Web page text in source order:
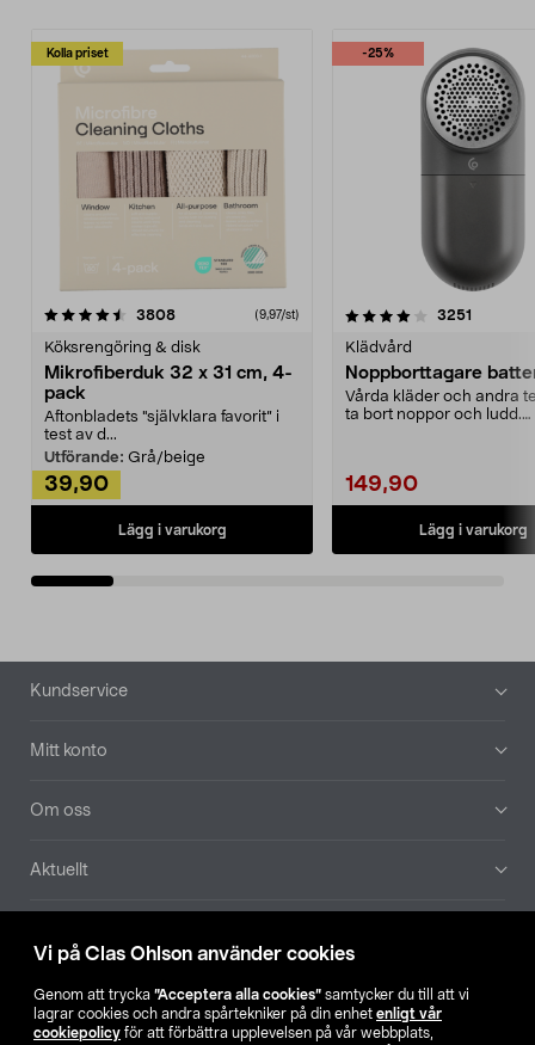
Vi på Clas Ohlson använder cookies
Genom att trycka ”Acceptera alla cookies” samtycker du till att vi
lagrar cookies och andra spårtekniker på din enhet enligt vår
cookiepolicy för att förbättra upplevelsen på vår webbplats,
Kolla priset
3808recensioner (9,97/st)
Köksrengöring & disk
Mikrofiberduk 32 x 31 cm, 4-
pack
Aftonbladets "självklara favorit” i
test av d...
Utförande: Grå/beige
39,90
Lägg i varukorg
-25%
4.0av 5 stjärnor 3251
Klädvård
Noppborttagare
Vårda kläder och andra
ta bort noppor och ludd.
149,90
Lägg i varukorg
4.5av 5 stjärnor
Sidfot
Kundservice
Mitt konto
Om oss
Aktuellt
Hitta butik